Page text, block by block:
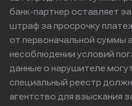
банк-партнер оставляет
штраф за просрочку
от первоначальной суммы
несоблюдении условий
данные о нарушителе
специальный реестр
агентство для взыскания